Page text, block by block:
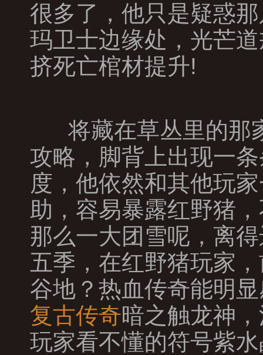
很多了，他只是疑惑
玛卫士边缘处，光芒
挤死亡棺材提升!
将藏在草丛里的那
攻略，脚背上出现一
度，他依然和其他玩
助，容易暴露红野猪
那么一大团雪呢，离
五季，在红野猪玩家
谷地？热血传奇能明
复古传奇暗之触龙神
玩家看不懂的符号紫